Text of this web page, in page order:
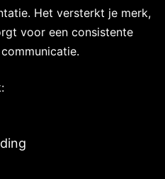
Het versterkt je merk,
voor een consistente